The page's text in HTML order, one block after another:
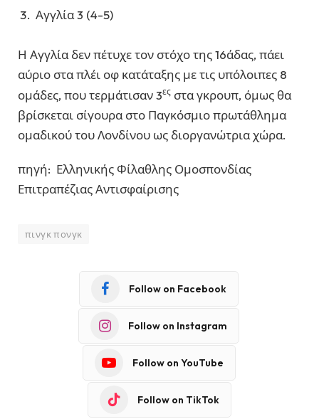
Αγγλία 3 (4-5)
Η Αγγλία δεν πέτυχε τον στόχο της 16άδας, πάει
αύριο στα πλέι οφ κατάταξης με τις υπόλοιπες 8
ομάδες, που τερμάτισαν 3ες στα γκρουπ, όμως θα
βρίσκεται σίγουρα στο Παγκόσμιο πρωτάθλημα
ομαδικού του Λονδίνου ως διοργανώτρια χώρα.
πηγή: Ελληνικής Φίλαθλης Ομοσπονδίας
Επιτραπέζιας Αντισφαίρισης
πινγκ πονγκ
Follow on Facebook
Follow on Instagram
Follow on YouTube
Follow on TikTok